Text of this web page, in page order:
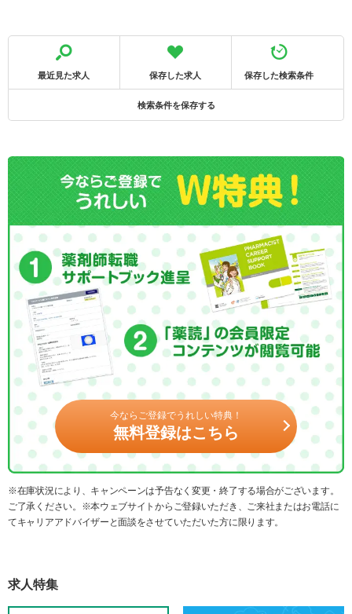
最近見た求人 保存した求人 保存した検索条件
検索条件を保存する
今ならご登録でうれしい特典！
無料登録はこちら
※在庫状況により、キャンペーンは予告なく変更・終了する場合がございます。
ご了承ください。※本ウェブサイトからご登録いただき、ご来社またはお電話に
てキャリアアドバイザーと面談をさせていただいた方に限ります。
求人特集